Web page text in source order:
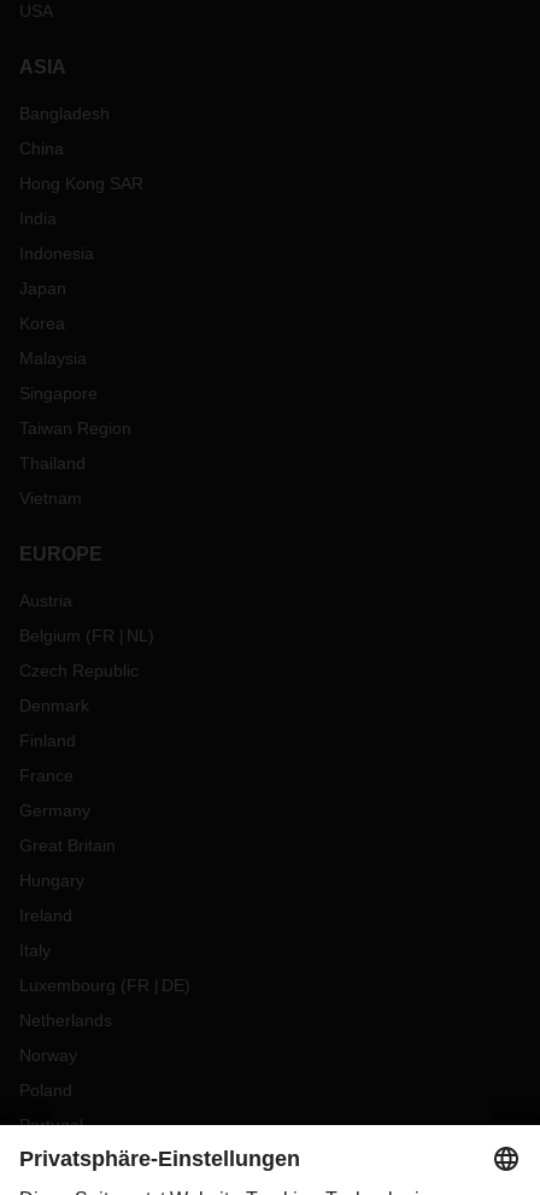
USA
ASIA
Bangladesh
China
Hong Kong SAR
India
Indonesia
Japan
Korea
Malaysia
Singapore
Taiwan Region
Thailand
Vietnam
EUROPE
Austria
Belgium (FR NL )
Czech Republic
Denmark
Finland
France
Germany
Great Britain
Hungary
Ireland
Italy
Luxembourg (FR DE)
Netherlands
Norway
Poland
Portugal
Romania